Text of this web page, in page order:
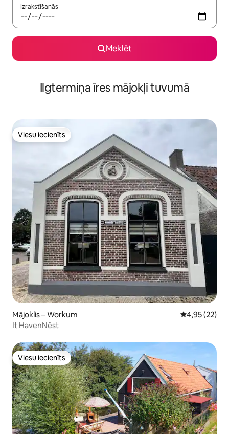
Izrakstīšanās
Meklēt
Ilgtermiņa īres mājokļi tuvumā
Viesu iecienīts
Viesu iecienīts
Mājoklis – Workum Vidējais
4,95 (22)
It HavenNêst
Viesu iecienīts
Viesu iecienīts